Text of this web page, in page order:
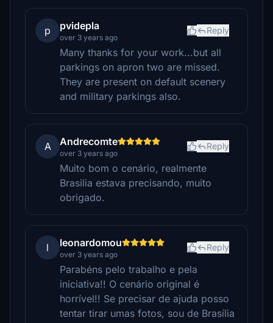
p pvidepla
over 3 years ago
Reply
Many thanks for your work...but all
parkings on apron two are missed.
They are present on default scenery
and military parkings also.
A Andrecomte
over 3 years ago
Reply
Muito bom o cenário, realmente
Brasilia estava precisando, muito
obrigado.
l leonardomou
over 3 years ago
Reply
Parabéns pelo trabalho e pela
iniciativa!! O cenário original é
horrível!! Se precisar de ajuda posso
tentar tirar umas fotos, sou de Brasília